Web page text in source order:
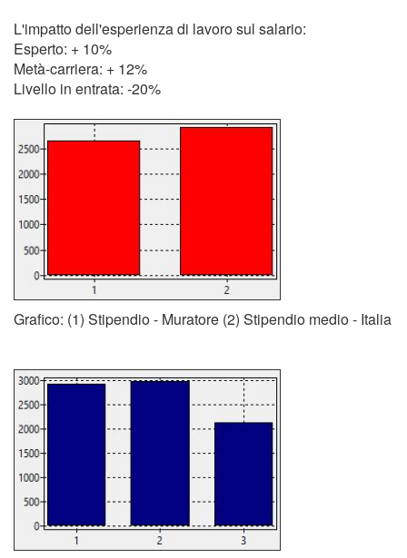
L'impatto dell'esperienza di lavoro sul salario:
Esperto: + 10%
Metà-carriera: + 12%
Livello in entrata: -20%
Grafico: (1) Stipendio - Muratore (2) Stipendio medio - Italia